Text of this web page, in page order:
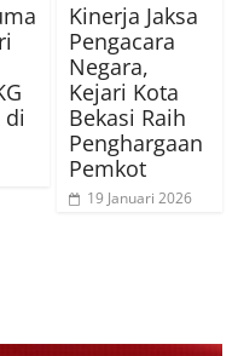
di
Kinerja Jaksa
Pengacara
Negara,
Kejari Kota
Bekasi Raih
Penghargaan
Pemkot
19 Januari 2026